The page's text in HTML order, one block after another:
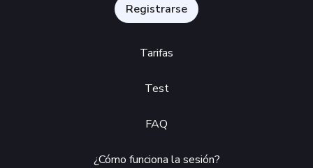
Registrarse
Tarifas
Test
FAQ
¿Cómo funciona la sesión?